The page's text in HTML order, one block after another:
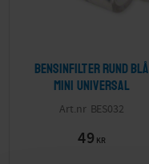
Bensinfilter Rund blå
Mini Universal
BES032
49 KR